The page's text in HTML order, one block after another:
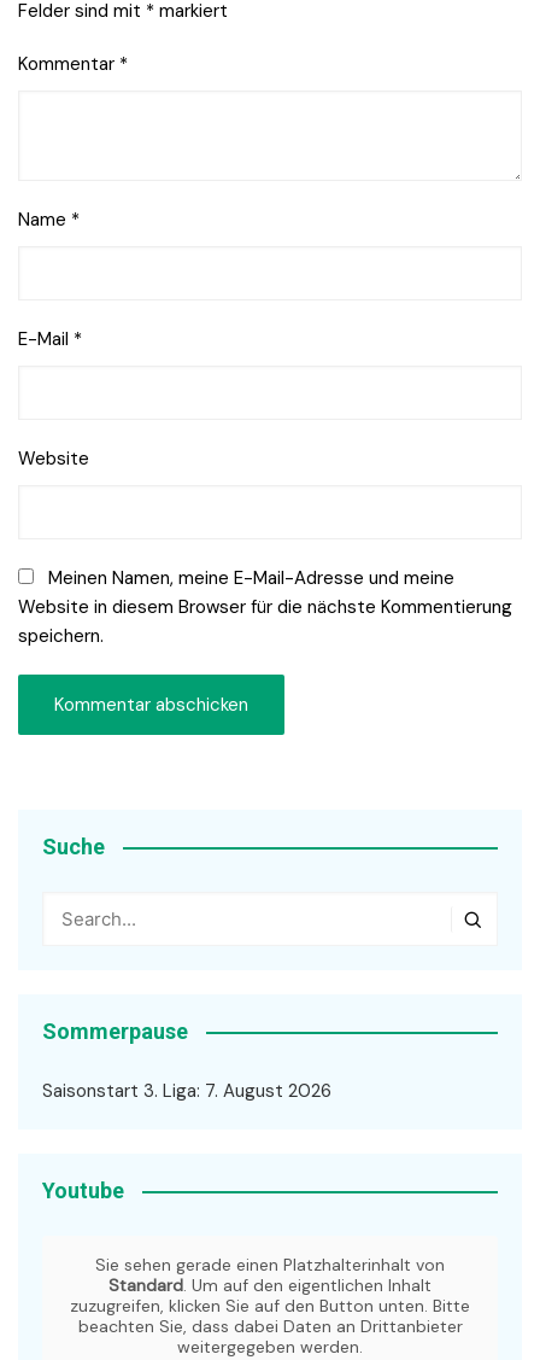
Felder sind mit * markiert
Kommentar *
Name *
E-Mail *
Website
Meinen Namen, meine E-Mail-Adresse und meine
Website in diesem Browser für die nächste Kommentierung
speichern.
Suche
Sommerpause
Saisonstart 3. Liga: 7. August 2026
Youtube
Sie sehen gerade einen Platzhalterinhalt von
Standard. Um auf den eigentlichen Inhalt
zuzugreifen, klicken Sie auf den Button unten. Bitte
beachten Sie, dass dabei Daten an Drittanbieter
weitergegeben werden.